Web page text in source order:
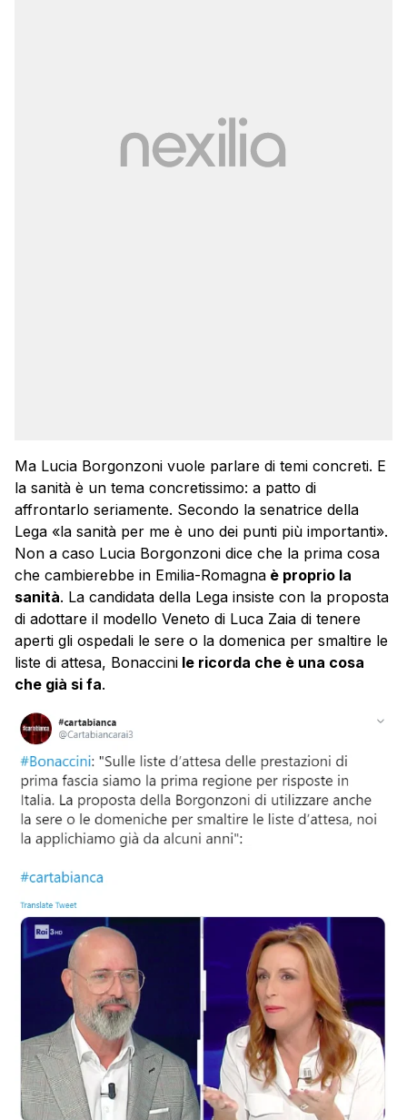
Ma Lucia Borgonzoni vuole parlare di temi concreti. E
la sanità è un tema concretissimo: a patto di
affrontarlo seriamente. Secondo la senatrice della
Lega «la sanità per me è uno dei punti più importanti».
Non a caso Lucia Borgonzoni dice che la prima cosa
che cambierebbe in Emilia-Romagna è proprio la
sanità. La candidata della Lega insiste con la proposta
di adottare il modello Veneto di Luca Zaia di tenere
aperti gli ospedali le sere o la domenica per smaltire le
liste di attesa, Bonaccini le ricorda che è una cosa
che già si fa.